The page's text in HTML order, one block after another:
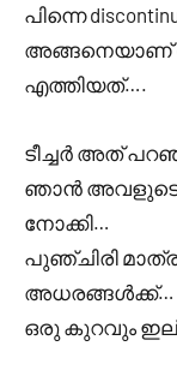
പിന്നെ
അങ്ങനെയാണ്
എത്തിയത്….
ടീച്ചർ അത്
ഞാൻ അവളുടെ
നോക്കി…
പുഞ്ചിരി
അധരങ്ങൾക്ക്…
ഒരു കുറവും